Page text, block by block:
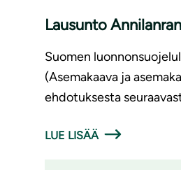
Lausunto
Suomen
(Asemakaava ja
ehdotuksesta
LUE LISÄÄ